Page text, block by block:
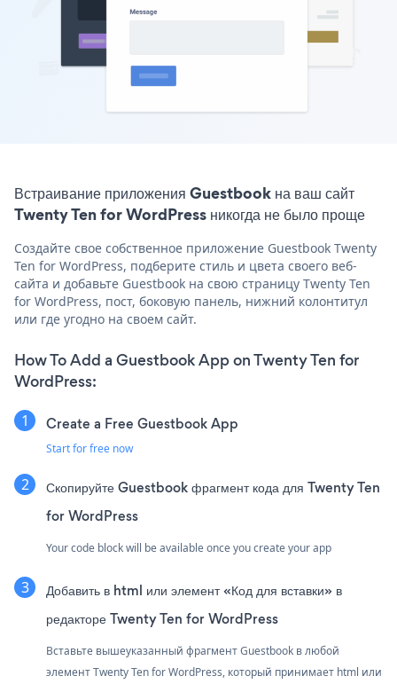
Встраивание приложения Guestbook на ваш сайт
Twenty Ten for WordPress никогда не было проще
Создайте свое собственное приложение Guestbook Twenty
Ten for WordPress, подберите стиль и цвета своего веб-
сайта и добавьте Guestbook на свою страницу Twenty Ten
for WordPress, пост, боковую панель, нижний колонтитул
или где угодно на своем сайт.
How To Add a Guestbook App on Twenty Ten for
WordPress:
Create a Free Guestbook App
Start for free now
Скопируйте Guestbook фрагмент кода для Twenty Ten
for WordPress
Your code block will be available once you create your app
Добавить в html или элемент «Код для вставки» в
редакторе Twenty Ten for WordPress
Вставьте вышеуказанный фрагмент Guestbook в любой
элемент Twenty Ten for WordPress, который принимает html или